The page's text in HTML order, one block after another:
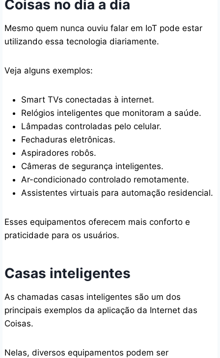
Coisas no dia a dia
Mesmo quem nunca ouviu falar em IoT pode estar
utilizando essa tecnologia diariamente.
Veja alguns exemplos:
Smart TVs conectadas à internet.
Relógios inteligentes que monitoram a saúde.
Lâmpadas controladas pelo celular.
Fechaduras eletrônicas.
Aspiradores robôs.
Câmeras de segurança inteligentes.
Ar-condicionado controlado remotamente.
Assistentes virtuais para automação residencial.
Esses equipamentos oferecem mais conforto e
praticidade para os usuários.
Casas inteligentes
As chamadas casas inteligentes são um dos
principais exemplos da aplicação da Internet das
Coisas.
Nelas, diversos equipamentos podem ser